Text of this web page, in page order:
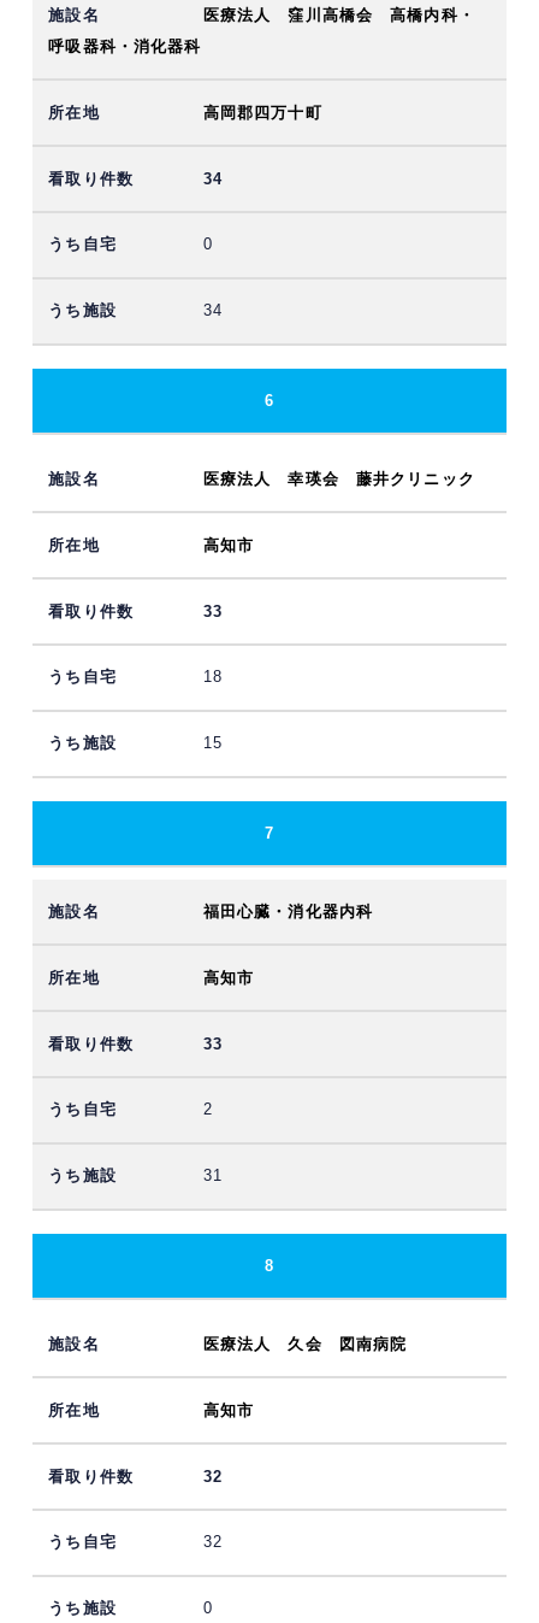
医療法人 窪川高橋会 高橋内科・
呼吸器科・消化器科
高岡郡四万十町
34
0
34
6
医療法人 幸瑛会 藤井クリニック
高知市
33
18
15
7
福田心臓・消化器内科
高知市
33
2
31
8
医療法人 久会 図南病院
高知市
32
32
0